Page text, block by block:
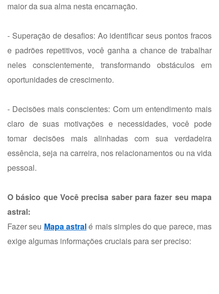
maior da sua alma nesta encarnação.
- Superação de desafios: Ao identificar seus pontos fracos
e padrões repetitivos, você ganha a chance de trabalhar
neles conscientemente, transformando obstáculos em
oportunidades de crescimento.
- Decisões mais conscientes: Com um entendimento mais
claro de suas motivações e necessidades, você pode
tomar decisões mais alinhadas com sua verdadeira
essência, seja na carreira, nos relacionamentos ou na vida
pessoal.
O básico que Você precisa saber para fazer seu mapa
astral:
Fazer seu Mapa astralé mais simples do que parece, mas
exige algumas informações cruciais para ser preciso: